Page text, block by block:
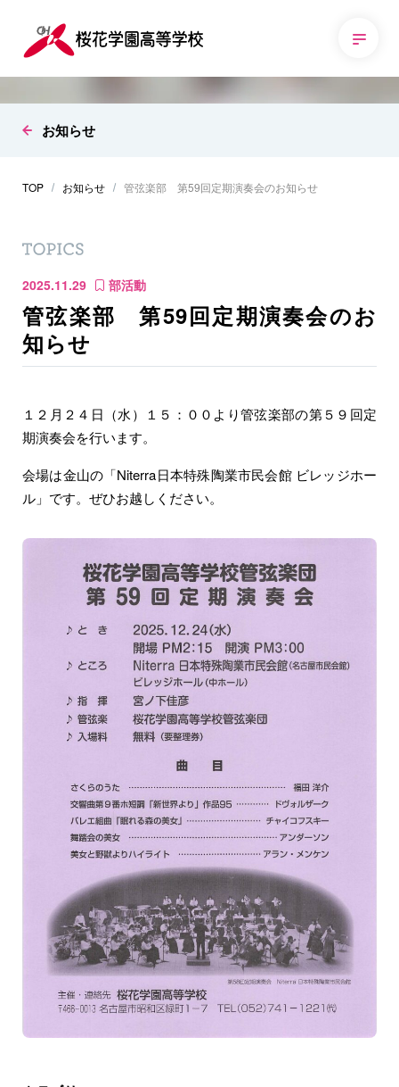
お知らせ
TOP お知らせ 管弦楽部 第59回定期演奏会のお知らせ
2025.11.29 部活動
管弦楽部 第59回定期演奏会のお
知らせ
１２月２４日（水）１５：００より管弦楽部の第５９回定
期演奏会を行います。
会場は金山の「Niterra日本特殊陶業市民会館 ビレッジホー
ル」です。ぜひお越しください。